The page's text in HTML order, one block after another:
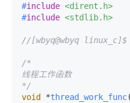
#include <dirent.h>
#include <stdlib.h>
//[wbyq@wbyq
/*
线程工作函数
*/
void
*thread_work_func(